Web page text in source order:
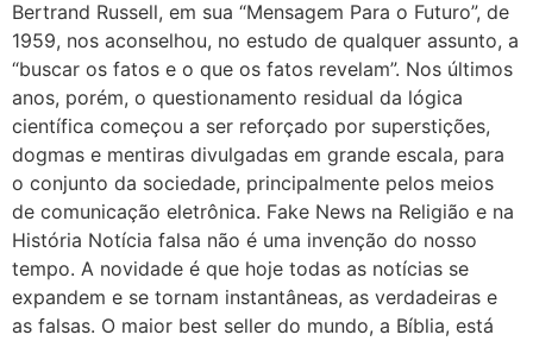
Bertrand Russell, em sua “Mensagem Para o Futuro”, de
1959, nos aconselhou, no estudo de qualquer assunto, a
“buscar os fatos e o que os fatos revelam”. Nos últimos
anos, porém, o questionamento residual da lógica
científica começou a ser reforçado por superstições,
dogmas e mentiras divulgadas em grande escala, para
o conjunto da sociedade, principalmente pelos meios
de comunicação eletrônica. Fake News na Religião e na
História Notícia falsa não é uma invenção do nosso
tempo. A novidade é que hoje todas as notícias se
expandem e se tornam instantâneas, as verdadeiras e
as falsas. O maior best seller do mundo, a Bíblia, está